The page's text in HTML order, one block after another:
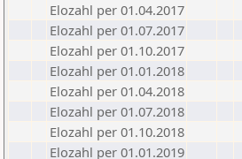
Elozahl per 01.04.2017
Elozahl per 01.07.2017
Elozahl per 01.10.2017
Elozahl per 01.01.2018
Elozahl per 01.04.2018
Elozahl per 01.07.2018
Elozahl per 01.10.2018
Elozahl per 01.01.2019